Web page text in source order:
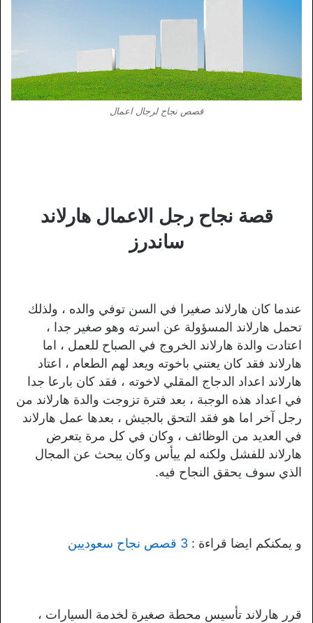
قصص نجاح لرجال اعمال
قصة نجاح رجل الاعمال هارلاند
ساندرز
عندما كان هارلاند صغيرا في السن توفي والده ، ولذلك
تحمل هارلاند المسؤولة عن اسرته وهو صغير جدا ،
اعتادت والدة هارلاند الخروج في الصباح للعمل ، اما
هارلاند فقد كان يعتني باخوته ويعد لهم الطعام ، اعتاد
هارلاند اعداد الدجاج المقلي لاخوته ، فقد كان بارعا جدا
في اعداد هذه الوجبة ، بعد فترة تزوجت والدة هارلاند من
رجل آخر اما هو فقد التحق بالجيش ، بعدها عمل هارلاند
في العديد من الوظائف ، وكان في كل مرة يتعرض
هارلاند للفشل ولكنه لم ييأس وكان يبحث عن المجال
الذي سوف يحقق النجاح فيه.
و يمكنكم ايضا قراءة : 3 قصص نجاح سعوديين
قرر هارلاند تأسيس محطة صغيرة لخدمة السيارات ،